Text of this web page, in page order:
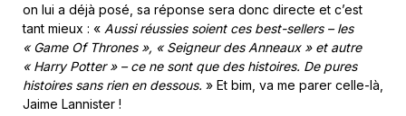
on lui a déjà posé, sa réponse sera donc directe et c’est
tant mieux : « Aussi réussies soient ces best-sellers – les
« Game Of Thrones », « Seigneur des Anneaux » et autre
« Harry Potter » – ce ne sont que des histoires. De pures
histoires sans rien en dessous. » Et bim, va me parer celle-là,
Jaime Lannister !